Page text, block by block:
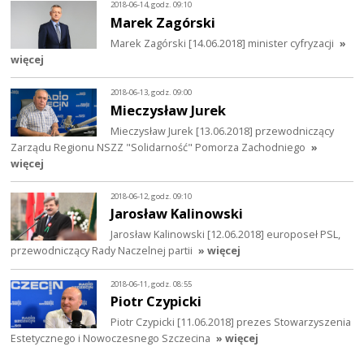
2018-06-14, godz. 09:10
Marek Zagórski
Marek Zagórski [14.06.2018] minister cyfryzacji »
więcej
2018-06-13, godz. 09:00
Mieczysław Jurek
Mieczysław Jurek [13.06.2018] przewodniczący
Zarządu Regionu NSZZ "Solidarność" Pomorza Zachodniego »
więcej
2018-06-12, godz. 09:10
Jarosław Kalinowski
Jarosław Kalinowski [12.06.2018] europoseł PSL,
przewodniczący Rady Naczelnej partii » więcej
2018-06-11, godz. 08:55
Piotr Czypicki
Piotr Czypicki [11.06.2018] prezes Stowarzyszenia
Estetycznego i Nowoczesnego Szczecina » więcej